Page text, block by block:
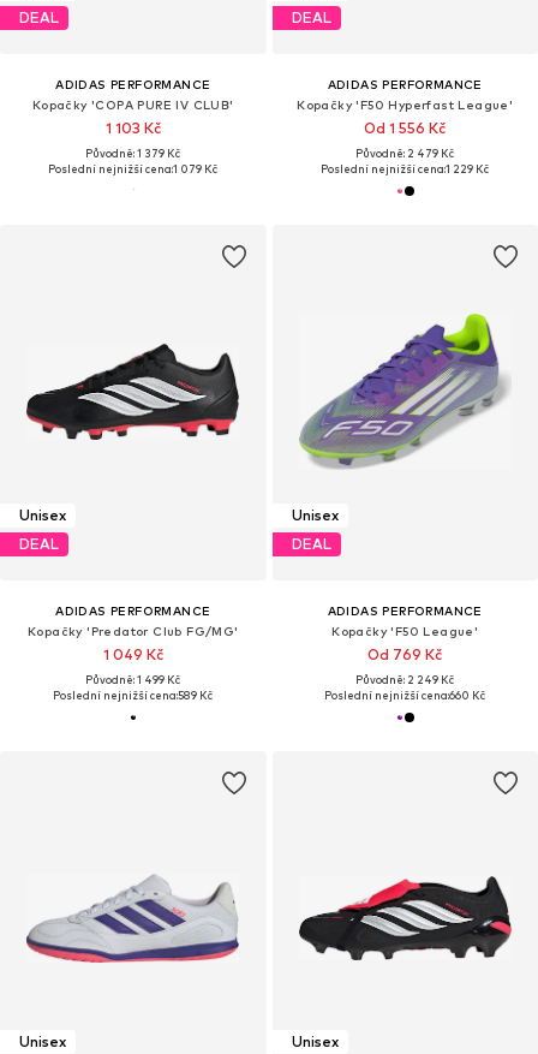
DEAL
ADIDAS PERFORMANCE
Kopačky 'COPA PURE IV CLUB'
1 103 Kč
Původně: 1 379 Kč
Poslední nejnižší cena:1 079 Kč
DEAL
ADIDAS PERFORMANCE
Kopačky 'F50 Hyperfast League'
Od 1 556 Kč
Původně: 2 479 Kč
Poslední nejnižší cena:1 229 Kč
Unisex
DEAL
ADIDAS PERFORMANCE
Kopačky 'Predator Club FG/MG'
1 049 Kč
Původně: 1 499 Kč
Poslední nejnižší cena:589 Kč
Unisex
DEAL
ADIDAS PERFORMANCE
Kopačky 'F50 League'
Od 769 Kč
Původně: 2 249 Kč
Poslední nejnižší cena:660 Kč
Unisex
Unisex